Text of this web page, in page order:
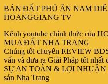
BÁN ĐẤT PHÚ ÂN NAM
HOANGGIANG TV
Kênh youtube chính thức của
MUA ĐẤT NHA TRANG
Chúng tôi chuyên REVIEW
vấn và đưa ra Giải Pháp tốt
SỰ AN TOÀN & LỢI NHUẬN
sản Nha Trang